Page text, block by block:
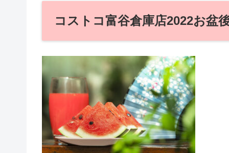
コストコ富谷倉庫店2022お盆